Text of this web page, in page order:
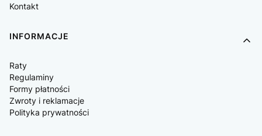
Kontakt
INFORMACJE
Raty
Regulaminy
Formy płatności
Zwroty i reklamacje
Polityka prywatności